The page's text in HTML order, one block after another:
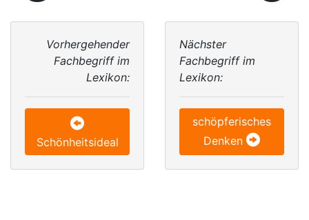
Vorhergehender
Fachbegriff im
Lexikon:
Schönheitsideal
Nächster
Fachbegriff im
Lexikon:
schöpferisches
Denken